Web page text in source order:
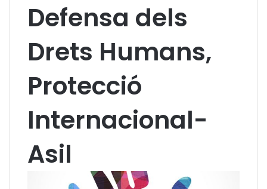
Defensa dels
Drets Humans,
Protecció
Internacional-
Asil